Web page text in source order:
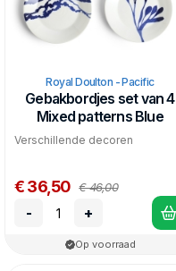
Royal Doulton - Pacific
Gebakbordjes set van 4
Mixed patterns Blue
Verschillende decoren
€ 36,50 € 46,00
- +
Op voorraad